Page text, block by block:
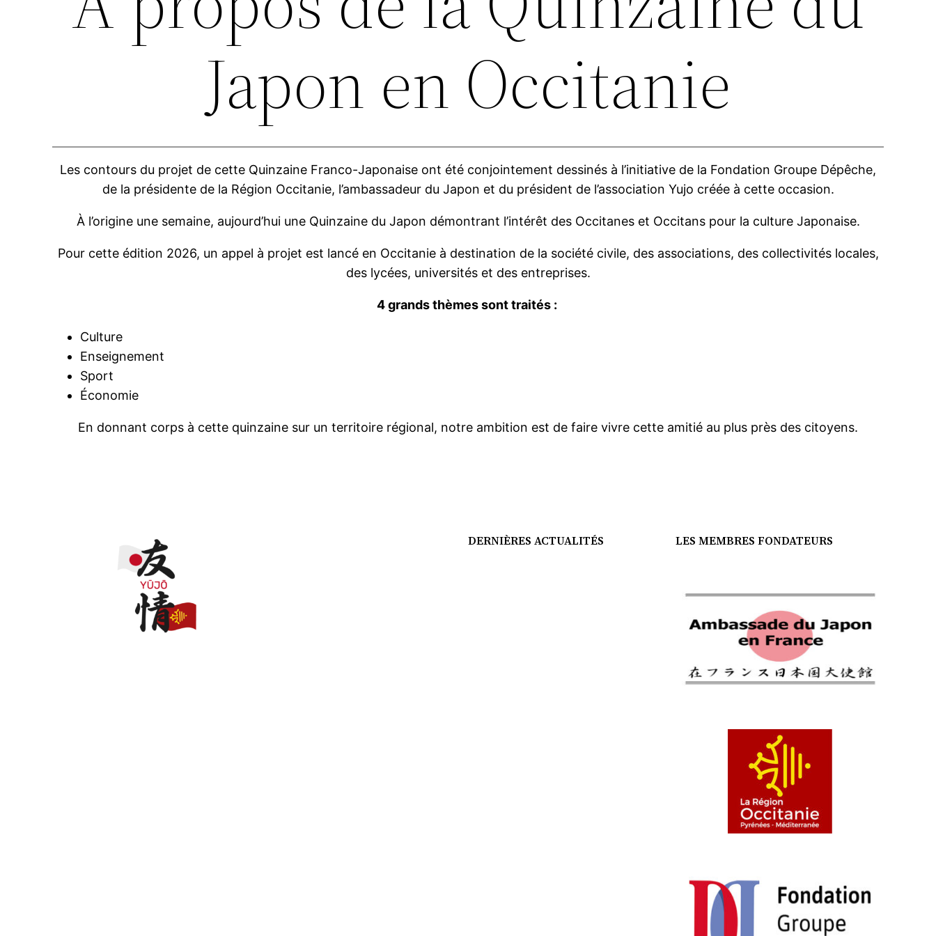
Japon en Occitanie
Les contours du projet de cette Quinzaine Franco-Japonaise ont été conjointement dessinés à l’initiative de la Fondation Groupe Dépêche,
de la présidente de la Région Occitanie, l’ambassadeur du Japon et du président de l’association Yujo créée à cette occasion.
À l’origine une semaine, aujourd’hui une Quinzaine du Japon démontrant l’intérêt des Occitanes et Occitans pour la culture Japonaise.
Pour cette édition 2026, un appel à projet est lancé en Occitanie à destination de la société civile, des associations, des collectivités locales,
des lycées, universités et des entreprises.
4 grands thèmes sont traités :
Culture
Enseignement
Sport
Économie
En donnant corps à cette quinzaine sur un territoire régional, notre ambition est de faire vivre cette amitié au plus près des citoyens.
DERNIÈRES ACTUALITÉS LES MEMBRES FONDATEURS